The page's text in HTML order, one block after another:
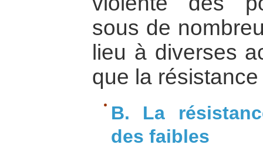
sous de
lieu à diverses
que la
B. La
des faibles